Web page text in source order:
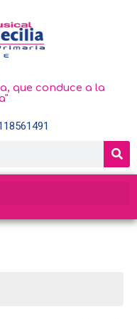
que conduce a la